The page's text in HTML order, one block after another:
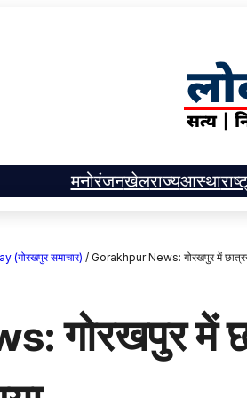
मनोरंजनखेलराज्यआस्था
समाचार) / Gorakhpur News: गोरखपुर में
गोरखपुर में